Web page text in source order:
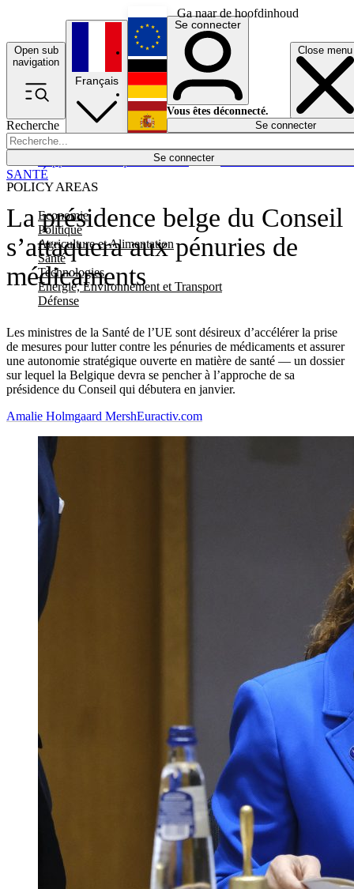
Ga naar de hoofdinhoud
Open sub
navigation
Close menu
Recherche
Se connecter
POLICY AREAS
Economie
Politique
Agriculture et Alimentation
Santé
Technologies
Energie, Environnement et Transport
Défense
Économie
Français
English
Deutsch
Español
Se connecter
Vous êtes déconnecté.
Se connecter
La présidence belge du Conseil
s’attaquera aux pénuries de
médicaments
Les ministres de la Santé de l’UE sont désireux d’accélérer la prise
de mesures pour lutter contre les pénuries de médicaments et assurer
une autonomie stratégique ouverte en matière de santé — un dossier
sur lequel la Belgique devra se pencher à l’approche de sa
présidence du Conseil qui débutera en janvier.
SANTÉ
Amalie Holmgaard MershEuractiv.com